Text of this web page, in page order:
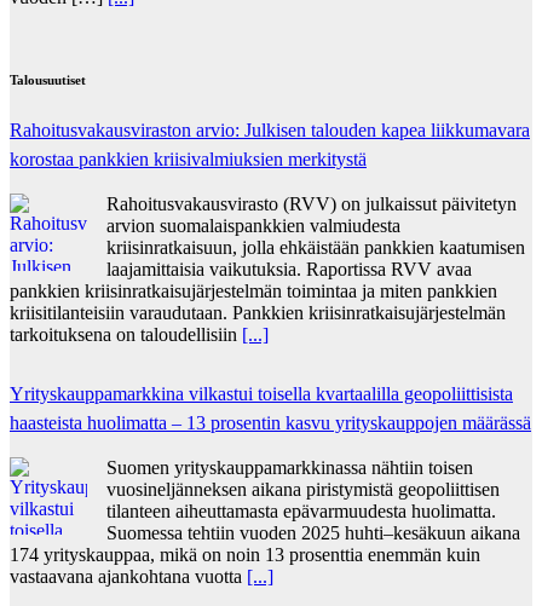
Talousuutiset
Rahoitusvakausviraston arvio: Julkisen talouden kapea liikkumavara
korostaa pankkien kriisivalmiuksien merkitystä
Rahoitusvakausvirasto (RVV) on julkaissut päivitetyn
arvion suomalaispankkien valmiudesta
kriisinratkaisuun, jolla ehkäistään pankkien kaatumisen
laajamittaisia vaikutuksia. Raportissa RVV avaa
pankkien kriisinratkaisujärjestelmän toimintaa ja miten pankkien
kriisitilanteisiin varaudutaan. Pankkien kriisinratkaisujärjestelmän
tarkoituksena on taloudellisiin [...]
Yrityskauppamarkkina vilkastui toisella kvartaalilla geopoliittisista
haasteista huolimatta – 13 prosentin kasvu yrityskauppojen määrässä
Suomen yrityskauppamarkkinassa nähtiin toisen
vuosineljänneksen aikana piristymistä geopoliittisen
tilanteen aiheuttamasta epävarmuudesta huolimatta.
Suomessa tehtiin vuoden 2025 huhti–kesäkuun aikana
174 yrityskauppaa, mikä on noin 13 prosenttia enemmän kuin
vastaavana ajankohtana vuotta [...]